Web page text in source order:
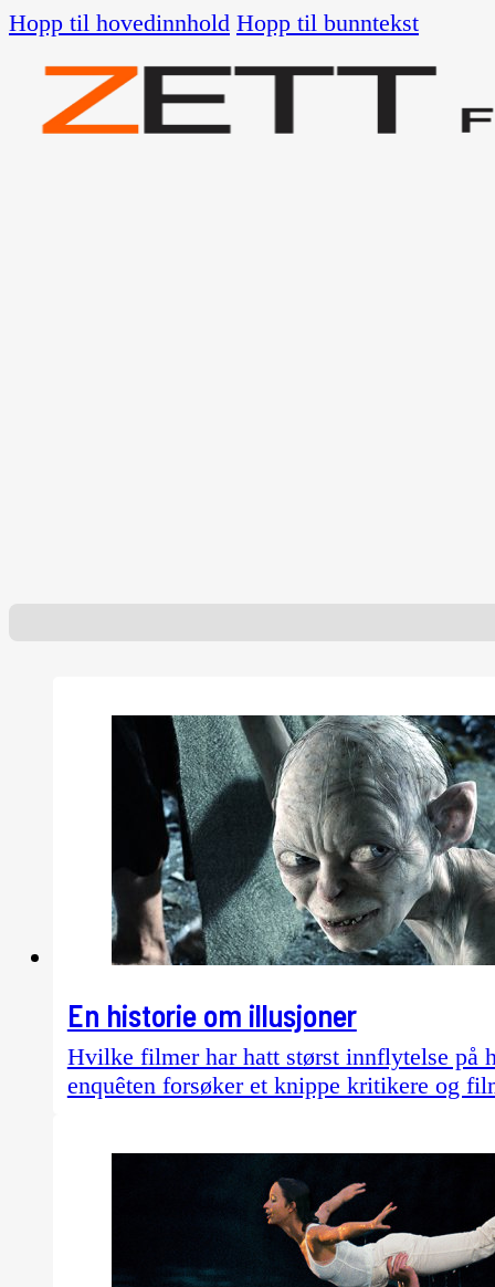
Hopp til hovedinnhold Hopp til bunntekst
En historie om illusjoner
Hvilke filmer har hatt størst innflytelse på
enquêten forsøker et knippe kritikere og